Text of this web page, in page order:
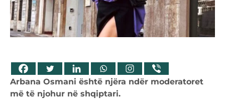
Arbana Osmani është njëra ndër moderatoret
më të njohur në shqiptari.